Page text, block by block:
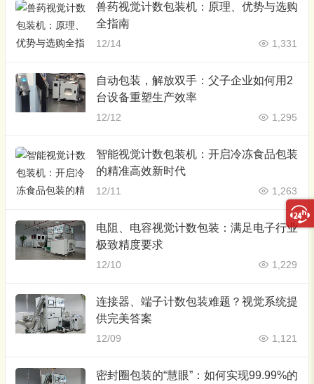
兽药视觉计数包装机：原理、优势与选购
全指南
12/14 1,331
自动包装，解放双手：父子企业如何用2
台设备重塑生产效率
12/12 1,295
智能视觉计数包装机：开启冷冻食品包装
的精准高效新时代
12/11 1,263
电阻、电容视觉计数包装：满足电子行业
极致精度要求
12/10 1,229
连接器、端子计数包装难题？视觉系统提
供完美答案
12/09 1,121
密封圈包装的“慧眼”：如何实现99.99%的